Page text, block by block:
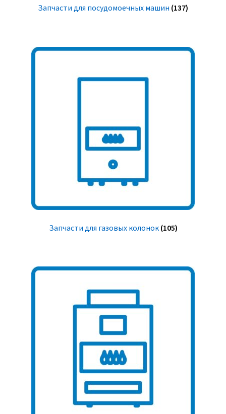
Запчасти для посудомоечных машин (137)
Запчасти для газовых колонок (105)